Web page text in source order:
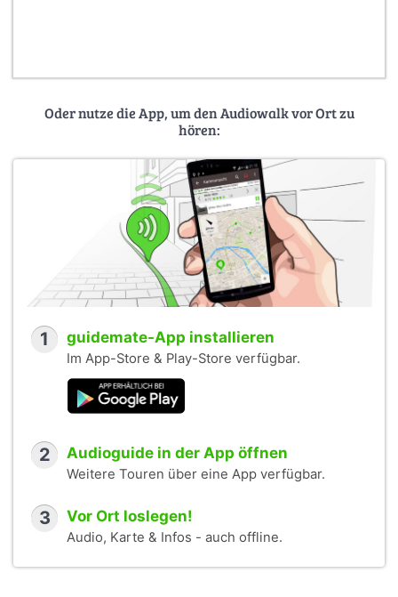
Oder nutze die App, um den Audiowalk vor Ort zu
hören:
1 guidemate-App installieren
Im App-Store & Play-Store verfügbar.
2 Audioguide in der App öffnen
Weitere Touren über eine App verfügbar.
3 Vor Ort loslegen!
Audio, Karte & Infos - auch offline.